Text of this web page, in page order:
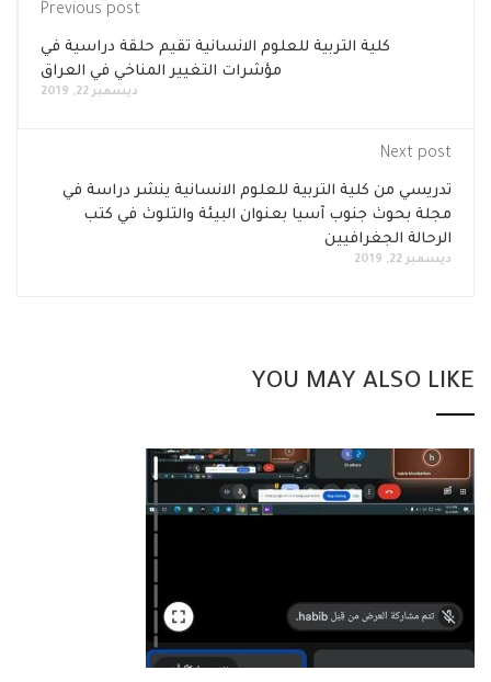
Previous post
كلية التربية للعلوم الانسانية تقيم حلقة دراسية في
مؤشرات التغيير المناخي في العراق
ديسمبر 22, 2019
Next post
تدريسي من كلية التربية للعلوم الانسانية ينشر دراسة في
مجلة بحوث جنوب آسيا بعنوان البيئة والتلوث في كتب
الرحالة الجغرافيين
ديسمبر 22, 2019
YOU MAY ALSO LIKE